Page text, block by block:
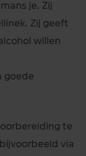
je. Zij
Zij geeft
willen
goede
te
via